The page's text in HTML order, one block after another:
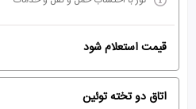
قیمت استعلام شود
اتاق دو تخته توئین